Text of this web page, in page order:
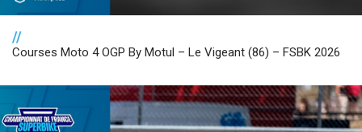
//
Courses Moto 4 OGP By Motul – Le Vigeant (86) – FSBK 2026